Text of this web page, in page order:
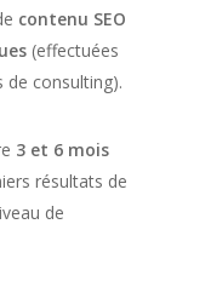
contenu SEO
(effectuées
de consulting).
3 et 6 mois
résultats de
de